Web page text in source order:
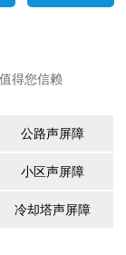
得您信赖
公路声屏障
小区声屏障
冷却塔声屏障